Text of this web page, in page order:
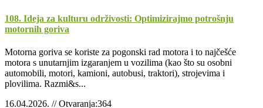
108. Ideja za kulturu održivosti: Optimizirajmo potrošnju
motornih goriva
Motorna goriva se koriste za pogonski rad motora i to najčešće
motora s unutarnjim izgaranjem u vozilima (kao što su osobni
automobili, motori, kamioni, autobusi, traktori), strojevima i
plovilima. Razmi&s...
16.04.2026. // Otvaranja:364